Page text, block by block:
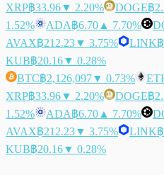
XRP฿33.96▼ 2.20% DOGE฿
1.52%
ADA฿6.70 ▲ 7.70%
AVAX฿212.23▼ 3.75% LINK
KUB฿20.16▼ 0.28%
BTC฿2,126,097▼ 0.73%
XRP฿33.96▼ 2.20% DOGE฿
1.52%
ADA฿6.70 ▲ 7.70%
AVAX฿212.23▼ 3.75% LINK
KUB฿20.16▼ 0.28%